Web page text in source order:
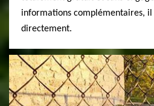
informations complémentaires,
directement.